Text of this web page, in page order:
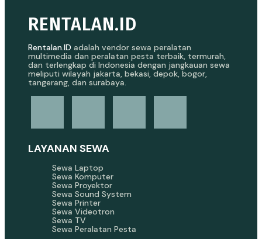
RENTALAN.ID
Rentalan.ID adalah vendor sewa peralatan
multimedia dan peralatan pesta terbaik, termurah,
dan terlengkap di Indonesia dengan jangkauan sewa
meliputi wilayah jakarta, bekasi, depok, bogor,
tangerang, dan surabaya.
LAYANAN SEWA
Sewa Laptop
Sewa Komputer
Sewa Proyektor
Sewa Sound System
Sewa Printer
Sewa Videotron
Sewa TV
Sewa Peralatan Pesta